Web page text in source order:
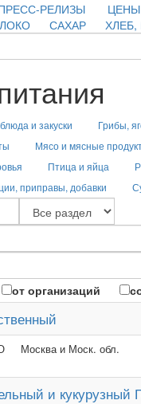
РЕЛИЗЫ ЦЕНЫ
САХАР
и закуски Грибы,
Мясо и мясные
Птица и яйца
приправы, добавки
от организаций
Москва и Моск. обл.
и кукурузный